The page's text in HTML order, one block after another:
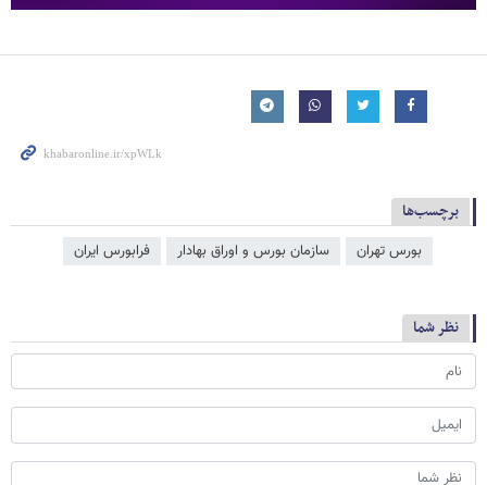
برچسب‌ها
بورس تهران سازمان بورس و اوراق بهادار فرا‌‌‌‌‌بورس ایران
نظر شما